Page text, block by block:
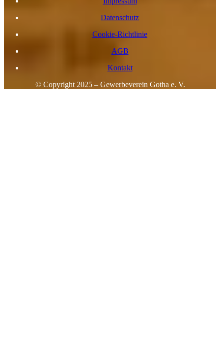
Datenschutz
Cookie-Richtlinie
AGB
Kontakt
© Copyright 2025 – Gewerbeverein Gotha e. V.